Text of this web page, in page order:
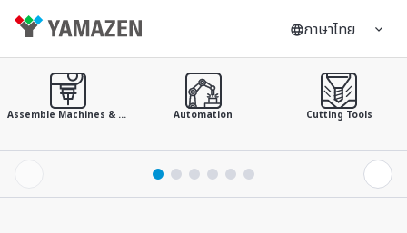
ภาษาไทย
Assemble Machines & Tools Automation Cutting Tools